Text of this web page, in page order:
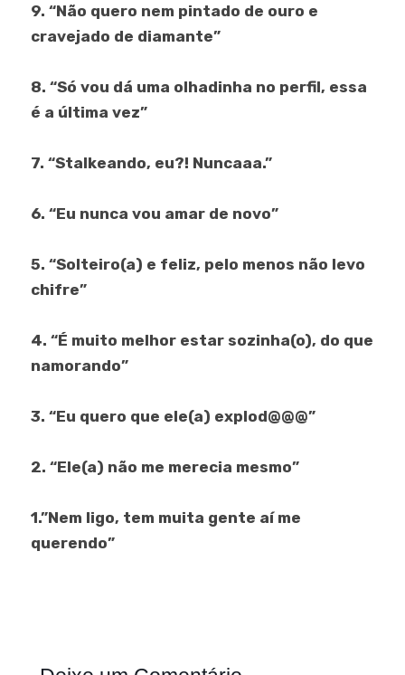
9. “Não quero nem pintado de ouro e
cravejado de diamante”
8. “Só vou dá uma olhadinha no perfil, essa
é a última vez”
7. “Stalkeando, eu?! Nuncaaa.”
6. “Eu nunca vou amar de novo”
5. “Solteiro(a) e feliz, pelo menos não levo
chifre”
4. “É muito melhor estar sozinha(o), do que
namorando”
3. “Eu quero que ele(a) explod@@@”
2. “Ele(a) não me merecia mesmo”
1.”Nem ligo, tem muita gente aí me
querendo”